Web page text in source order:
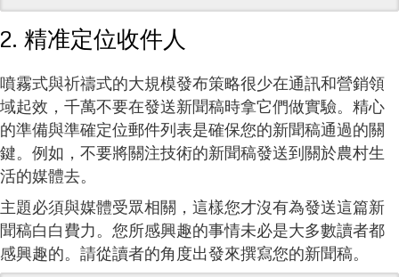
2. 精准定位收件人
噴霧式與祈禱式的大規模發布策略很少在通訊和營銷領
域起效，千萬不要在發送新聞稿時拿它們做實驗。精心
的準備與準確定位郵件列表是確保您的新聞稿通過的關
鍵。例如，不要將關注技術的新聞稿發送到關於農村生
活的媒體去。
主題必須與媒體受眾相關，這樣您才沒有為發送這篇新
聞稿白白費力。您所感興趣的事情未必是大多數讀者都
感興趣的。請從讀者的角度出發來撰寫您的新聞稿。